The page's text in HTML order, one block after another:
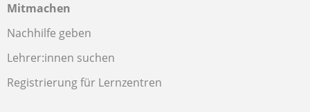
Mitmachen
Nachhilfe geben
Lehrer:innen suchen
Registrierung für Lernzentren